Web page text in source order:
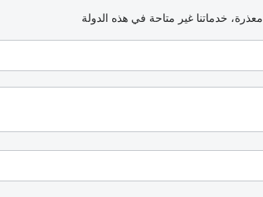
معذرة، خدماتنا غير متاحة في هذه الدولة